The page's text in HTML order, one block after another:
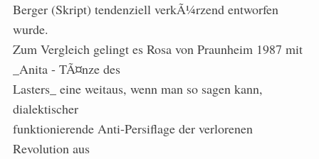
Berger (Skript) tendenziell verkÃ¼rzend entworfen
wurde.
Zum Vergleich gelingt es Rosa von Praunheim 1987 mit
_Anita - TÃ¤nze des
Lasters_ eine weitaus, wenn man so sagen kann,
dialektischer
funktionierende Anti-Persiflage der verlorenen
Revolution aus